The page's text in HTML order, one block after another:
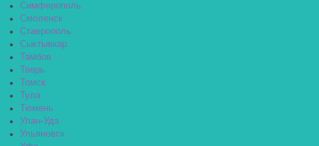
Симферополь
Смоленск
Ставрополь
Сыктывкар
Тамбов
Тверь
Томск
Тула
Тюмень
Улан-Удэ
Ульяновск